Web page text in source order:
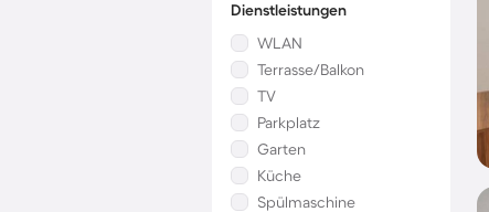
Dienstleistungen
WLAN
Terrasse/Balkon
TV
Parkplatz
Garten
Küche
Spülmaschine